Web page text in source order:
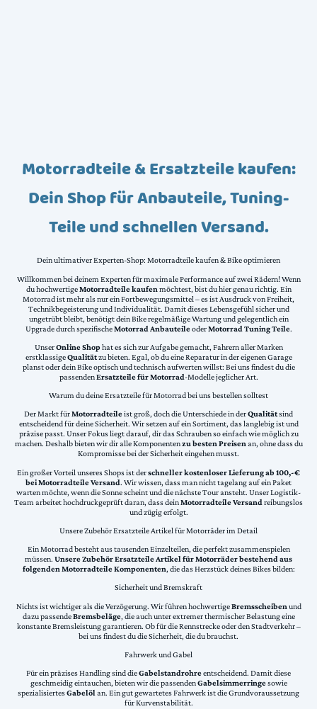
Motorradteile & Ersatzteile kaufen:
Dein Shop für Anbauteile, Tuning-
Teile und schnellen Versand.
Dein ultimativer Experten-Shop: Motorradteile kaufen & Bike optimieren
Willkommen bei deinem Experten für maximale Performance auf zwei Rädern! Wenn
du hochwertigeMotorradteile kaufen möchtest, bist du hier genau richtig. Ein
Motorrad ist mehr als nur ein Fortbewegungsmittel – es ist Ausdruck von Freiheit,
Technikbegeisterung und Individualität. Damit dieses Lebensgefühl sicher und
ungetrübt bleibt, benötigt dein Bike regelmäßige Wartung und gelegentlich ein
Upgrade durch spezifischeMotorrad AnbauteileoderMotorrad Tuning Teile.
UnserOnline Shophat es sich zur Aufgabe gemacht, Fahrern aller Marken
erstklassigeQualitätzu bieten. Egal, ob du eine Reparatur in der eigenen Garage
planst oder dein Bike optisch und technisch aufwerten willst: Bei uns findest du die
passendenErsatzteile für Motorrad-Modelle jeglicher Art.
Warum du deine Ersatzteile für Motorrad bei uns bestellen solltest
Der Markt fürMotorradteileist groß, doch die Unterschiede in derQualitätsind
entscheidend für deine Sicherheit. Wir setzen auf ein Sortiment, das langlebig ist und
präzise passt. Unser Fokus liegt darauf, dir das Schrauben so einfach wie möglich zu
machen. Deshalb bieten wir dir alle Komponentenzu besten Preisenan, ohne dass du
Kompromisse bei der Sicherheit eingehen musst.
Ein großer Vorteil unseres Shops ist derschneller kostenloser Lieferung ab 100,-€
bei Motorradteile Versand. Wir wissen, dass man nicht tagelang auf ein Paket
warten möchte, wenn die Sonne scheint und die nächste Tour ansteht. Unser Logistik-
Team arbeitet hochdruckgeprüft daran, dass deinMotorradteile Versand reibungslos
und zügig erfolgt.
Unsere Zubehör Ersatzteile Artikel für Motorräder im Detail
Ein Motorrad besteht aus tausenden Einzelteilen, die perfekt zusammenspielen
müssen. Unsere Zubehör Ersatzteile Artikel für Motorräder bestehend aus
folgenden Motorradteile Komponenten, die das Herzstück deines Bikes bilden:
Sicherheit und Bremskraft
Nichts ist wichtiger als die Verzögerung. Wir führen hochwertigeBremsscheiben und
dazu passendeBremsbeläge, die auch unter extremer thermischer Belastung eine
konstante Bremsleistung garantieren. Ob für die Rennstrecke oder den Stadtverkehr –
bei uns findest du die Sicherheit, die du brauchst.
Fahrwerk und Gabel
Für ein präzises Handling sind dieGabelstandrohreentscheidend. Damit diese
geschmeidig eintauchen, bieten wir die passendenGabelsimmerringesowie
spezialisiertesGabelölan. Ein gut gewartetes Fahrwerk ist die Grundvoraussetzung
für Kurvenstabilität.